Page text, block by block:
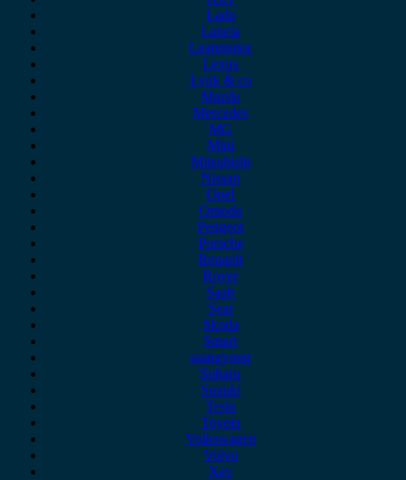
Lada
Lancia
Leapmotor
Lexus
Lynk & co
Mazda
Mercedes
MG
Mini
Mitsubishi
Nissan
Opel
Omoda
Peugeot
Porsche
Renault
Rover
Saab
Seat
Skoda
Smart
ssangyong
Subaru
Suzuki
Tesla
Toyota
Volkswagen
Volvo
Xev